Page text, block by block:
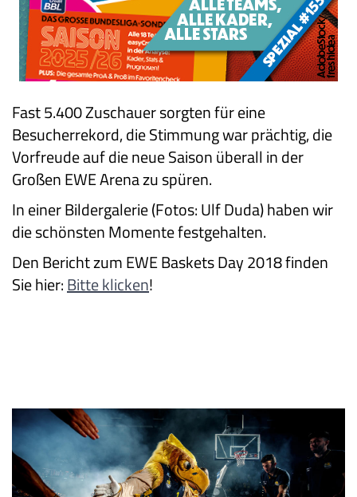
Fast 5.400 Zuschauer sorgten für eine
Besucherrekord, die Stimmung war prächtig, die
Vorfreude auf die neue Saison überall in der
Großen EWE Arena zu spüren.
In einer Bildergalerie (Fotos: Ulf Duda) haben wir
die schönsten Momente festgehalten.
Den Bericht zum EWE Baskets Day 2018 finden
Sie hier:Bitte klicken!